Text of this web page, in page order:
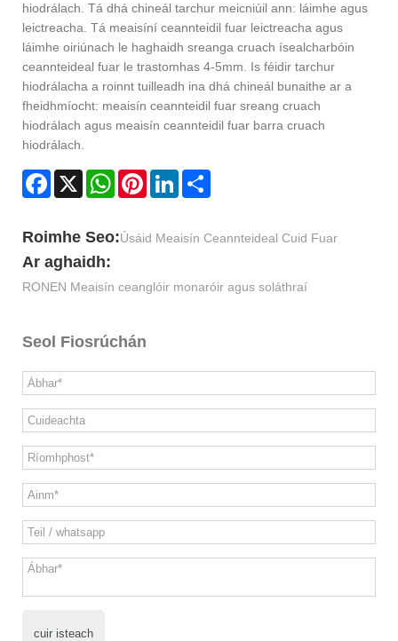
hiodrálach. Tá dhá chineál tarchur meicniúil ann: láimhe agus
leictreacha. Tá meaisíní ceannteidil fuar leictreacha agus
láimhe oiriúnach le haghaidh sreanga cruach ísealcharbóin
ceannteideal fuar le trastomhas 4-5mm. Is féidir tarchur
hiodrálacha a roinnt tuilleadh ina dhá chineál bunaithe ar a
fheidhmíocht: meaisín ceannteidil fuar sreang cruach
hiodrálach agus meaisín ceannteidil fuar barra cruach
hiodrálach.
Facebook
X WhatsAppPinterestLinkedIn
Roimhe Seo:Úsáid Meaisín Ceannteideal Cuid Fuar
Ar aghaidh:
RONEN Meaisín ceanglóir monaróir agus soláthraí
Seol Fiosrúchán
cuir isteach